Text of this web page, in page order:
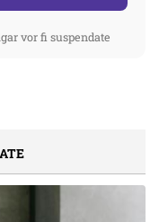
vor fi suspendate